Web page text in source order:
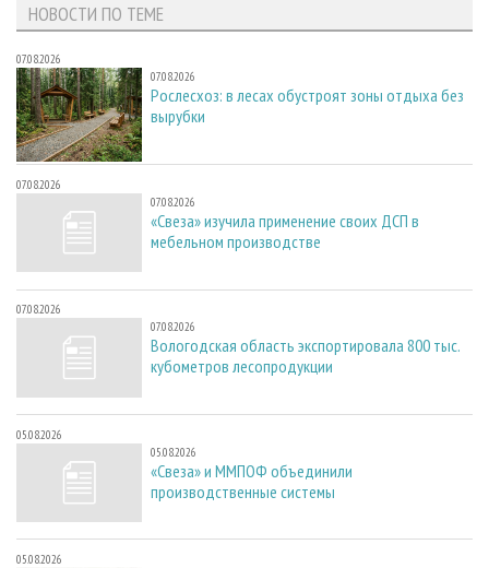
НОВОСТИ ПО ТЕМЕ
07.08.2026
07.08.2026
Рослесхоз: в лесах обустроят зоны отдыха без
вырубки
07.08.2026
07.08.2026
«Свеза» изучила применение своих ДСП в
мебельном производстве
07.08.2026
07.08.2026
Вологодская область экспортировала 800 тыс.
кубометров лесопродукции
05.08.2026
05.08.2026
«Свеза» и ММПОФ объединили
производственные системы
05.08.2026